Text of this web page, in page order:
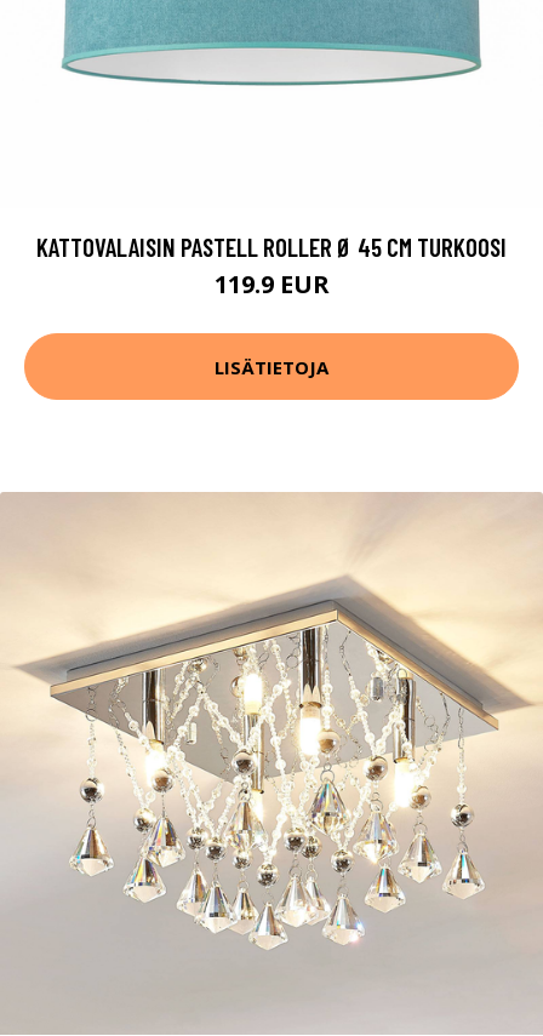
KATTOVALAISIN PASTELL ROLLER Ø 45 CM TURKOOSI
119.9 EUR
LISÄTIETOJA